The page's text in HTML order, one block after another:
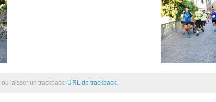
ou laisser un trackback: URL de trackback.